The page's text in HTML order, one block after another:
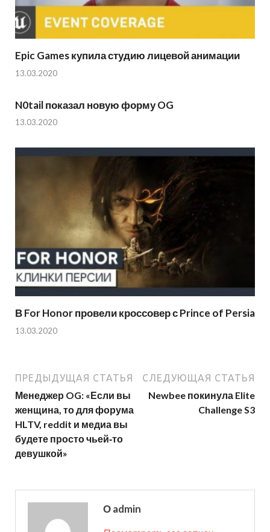
Epic Games купила студию лицевой анимации
13.03.2020
N0tail показал новую форму OG
13.03.2020
В For Honor провели кроссовер с Prince of Persia
13.03.2020
ПРЕДЫДУЩАЯ СТАТЬЯ
Менеджер OG: «Если вы
женщина, то для форума
HLTV, reddit и медиа вы
будете просто чьей‑то
девушкой»
СЛЕДУЮЩАЯ СТАТЬЯ
Newbee покинула Elite
Challenge S3
О admin